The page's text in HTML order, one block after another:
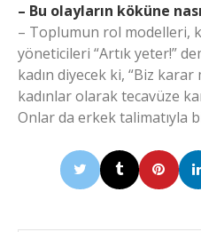
– Bu olayların köküne
– Toplumun rol modelleri,
yöneticileri “Artık yeter!”
kadın diyecek ki, “Biz
kadınlar olarak tecavüze
Onlar da erkek talimatıyla